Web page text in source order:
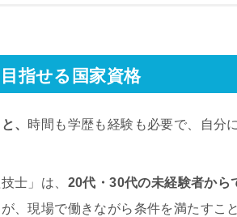
指せる国家資格
、 時間も学歴も経験も必要で、自分
士」は、 20代・30代の未経験者から
、現場で働きながら条件を満たすこ